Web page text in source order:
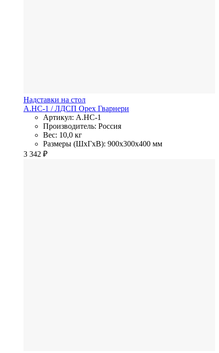
Надставки на стол
А.НС-1 / ЛДСП Орех Гварнери
Артикул: А.НС-1
Производитель: Россия
Вес: 10,0 кг
Размеры (ШхГхВ): 900x300x400 мм
3 342 ₽